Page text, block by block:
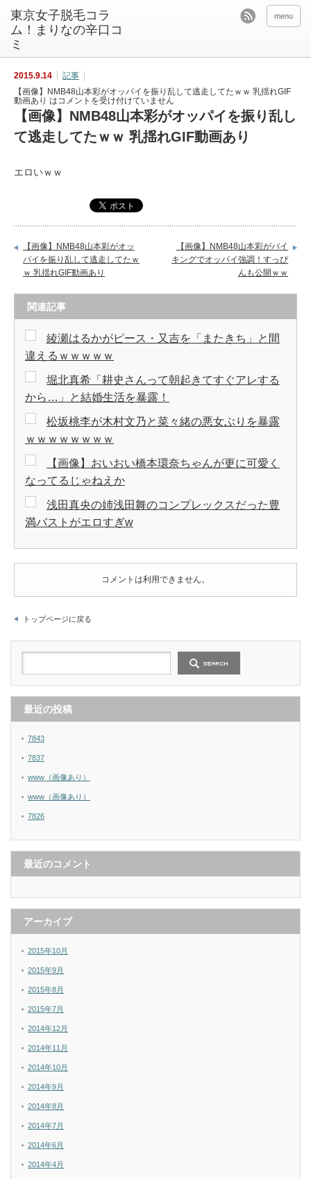
東京女子脱毛コラ
ム！まりなの辛口コ
ミ
menu
2015.9.14
記事
【画像】NMB48山本彩がオッパイを振り乱して逃走してたｗｗ 乳揺れGIF
動画あり はコメントを受け付けていません
【画像】NMB48山本彩がオッパイを振り乱し
て逃走してたｗｗ 乳揺れGIF動画あり
エロいｗｗ
【画像】NMB48山本彩がオッ
パイを振り乱して逃走してたｗ
ｗ 乳揺れGIF動画あり
【画像】NMB48山本彩がバイ
キングでオッパイ強調！すっぴ
んも公開ｗｗ
関連記事
綾瀬はるかがピース・又吉を「またきち」と間
違えるｗｗｗｗｗ
堀北真希「耕史さんって朝起きてすぐアレする
から…」と結婚生活を暴露！
松坂桃李が木村文乃と菜々緒の悪女ぶりを暴露
ｗｗｗｗｗｗｗｗ
【画像】おいおい橋本環奈ちゃんが更に可愛く
なってるじゃねえか
浅田真央の姉浅田舞のコンプレックスだった豊
満バストがエロすぎw
コメントは利用できません。
トップページに戻る
最近の投稿
7843
7837
www（画像あり）
www（画像あり）
7826
最近のコメント
アーカイブ
2015年10月
2015年9月
2015年8月
2015年7月
2014年12月
2014年11月
2014年10月
2014年9月
2014年8月
2014年7月
2014年6月
2014年4月